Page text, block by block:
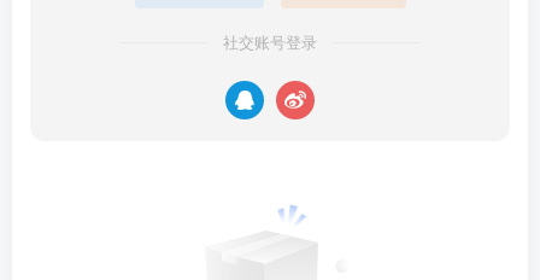
社交账号登录